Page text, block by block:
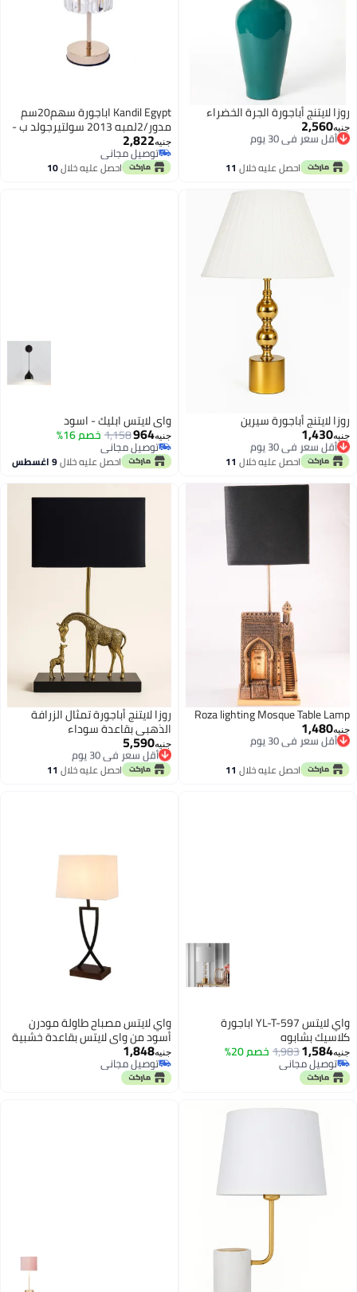
روزا لايتنج أباجورة الجرة الخضراء
جنيه2,560
أقل سعر في 30 يوم
توصيل مجاني
أقل سعر في 30 يوم
احصل عليه خلال 11
Kandil Egypt اباجورة سهم20سم
مدور/2لمبه 2013 سولتيرجولد ب -
ك
جنيه2,822
توصيل مجاني
توصيل مجانياحصل عليه خلال10
روزا لايتنج أباجورة سيرين
جنيه1,430
أقل سعر في 30 يوم
توصيل مجاني
أقل سعر في 30 يوماحصل عليه خلال 11
واي لايتس ابليك - اسود
جنيه964
1,158خصم 16%
توصيل مجاني
توصيل مجانياحصل عليه خلال9 اغسطس
Roza lighting Mosque Table Lamp
جنيه1,480
أقل سعر في 30 يوم
توصيل مجاني
أقل سعر في 30 يوم
احصل عليه خلال 11
روزا لايتنج أباجورة تمثال الزرافة
الذهبي بقاعدة سوداء
جنيه5,590
أقل سعر في 30 يوم
توصيل مجاني
أقل سعر في 30 يوماحصل عليه خلال 11
واي لايتس YL-T-597 اباجورة
كلاسيك بشابوه
جنيه1,584
1,983خصم 20%
توصيل مجاني
توصيل مجاني
واي لايتس مصباح طاولة مودرن
أسود من واي لايتس بقاعدة خشبية
وغطاء أبيض , أباجورة ديكورية
عصرية لغرفة النوم والمعيشة
بإضاءة هادئة
جنيه1,848
توصيل مجاني
توصيل مجاني